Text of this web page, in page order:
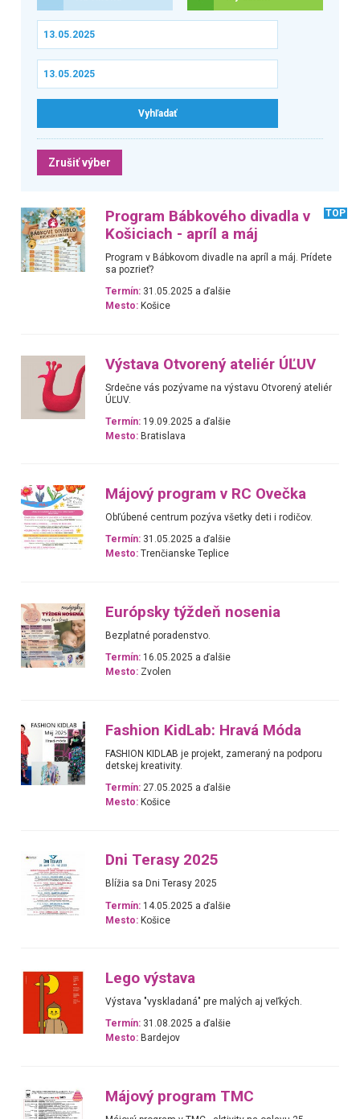
Zrušiť výber
Program Bábkového divadla v
Košiciach - apríl a máj
TOP
Program v Bábkovom divadle na apríl a máj. Prídete
sa pozrieť?
Termín: 31.05.2025 a ďalšie
Mesto: Košice
Výstava Otvorený ateliér ÚĽUV
Srdečne vás pozývame na výstavu Otvorený ateliér
ÚĽUV.
Termín: 19.09.2025 a ďalšie
Mesto: Bratislava
Májový program v RC Ovečka
Obľúbené centrum pozýva všetky deti i rodičov.
Termín: 31.05.2025 a ďalšie
Mesto: Trenčianske Teplice
Európsky týždeň nosenia
Bezplatné poradenstvo.
Termín: 16.05.2025 a ďalšie
Mesto: Zvolen
Fashion KidLab: Hravá Móda
FASHION KIDLAB je projekt, zameraný na podporu
detskej kreativity.
Termín: 27.05.2025 a ďalšie
Mesto: Košice
Dni Terasy 2025
Blížia sa Dni Terasy 2025
Termín: 14.05.2025 a ďalšie
Mesto: Košice
Lego výstava
Výstava "vyskladaná" pre malých aj veľkých.
Termín: 31.08.2025 a ďalšie
Mesto: Bardejov
Májový program TMC